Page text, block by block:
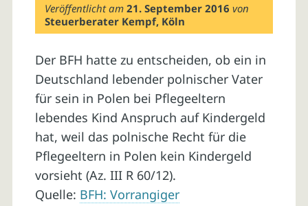
Veröffentlicht am21. September 2016 von
Steuerberater Kempf, Köln
Der BFH hatte zu entscheiden, ob ein in
Deutschland lebender polnischer Vater
für sein in Polen bei Pflegeeltern
lebendes Kind Anspruch auf Kindergeld
hat, weil das polnische Recht für die
Pflegeeltern in Polen kein Kindergeld
vorsieht (Az. III R 60/12).
Quelle: BFH: Vorrangiger